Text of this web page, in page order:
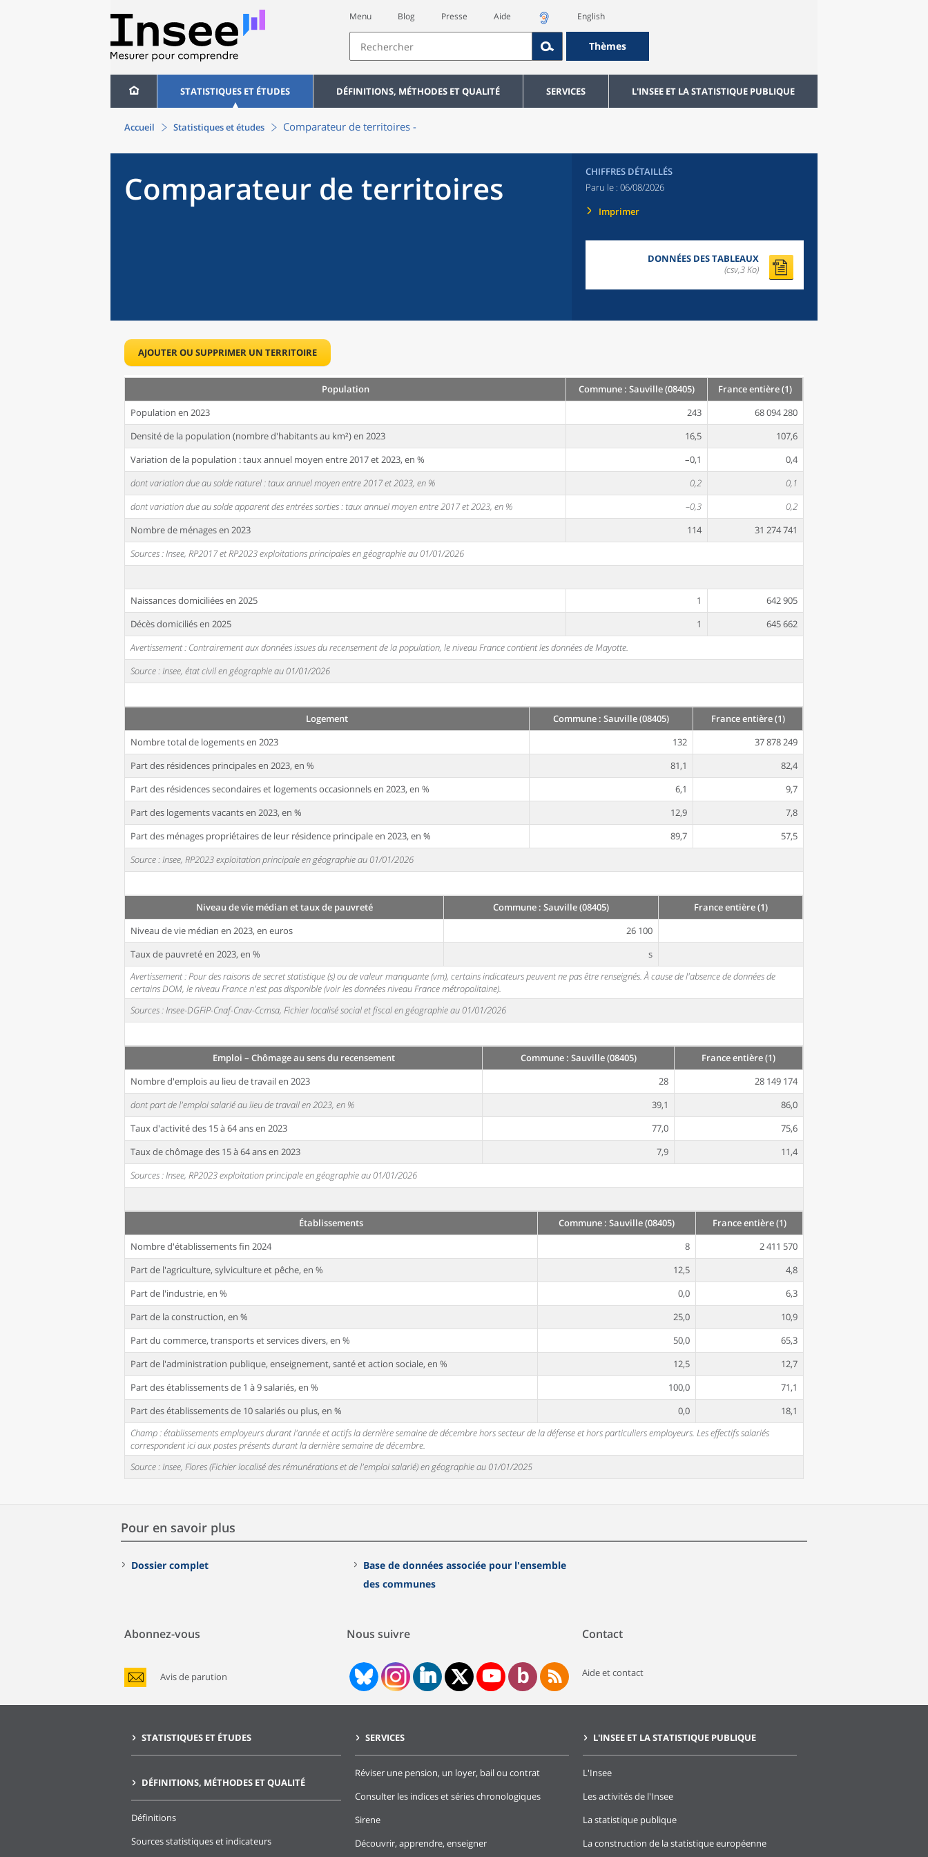
Menu Blog Presse Aide English
Thèmes
STATISTIQUES ET ÉTUDES DÉFINITIONS, MÉTHODES ET QUALITÉ SERVICES L'INSEE ET LA STATISTIQUE PUBLIQUE
Accueil Statistiques et études Comparateur de territoires -
Comparateur de territoires
CHIFFRES DÉTAILLÉS
Paru le : 06/08/2026
Imprimer
DONNÉES DES TABLEAUX
(csv,3 Ko)
AJOUTER OU SUPPRIMER UN TERRITOIRE
Population Commune : Sauville (08405)
France entière (1)
Population en 2023
243
68 094 280
Densité de la population (nombre d'habitants au km²) en 2023
16,5
107,6
Variation de la population : taux annuel moyen entre 2017 et 2023, en %
–0,1
0,4
dont variation due au solde naturel : taux annuel moyen entre 2017 et 2023, en %
0,2
0,1
dont variation due au solde apparent des entrées sorties : taux annuel moyen entre 2017 et 2023, en %
–0,3
0,2
Nombre de ménages en 2023
114
31 274 741
Sources : Insee, RP2017 et RP2023 exploitations principales en géographie au 01/01/2026
Naissances domiciliées en 2025 1
642 905
Décès domiciliés en 2025
1
645 662
Avertissement : Contrairement aux données issues du recensement de la population, le niveau France contient les données de Mayotte.
Source : Insee, état civil en géographie au 01/01/2026
Logement Commune : Sauville (08405)
France entière (1)
Nombre total de logements en 2023
132
37 878 249
Part des résidences principales en 2023, en %
81,1
82,4
Part des résidences secondaires et logements occasionnels en 2023, en %
6,1
9,7
Part des logements vacants en 2023, en %
12,9
7,8
Part des ménages propriétaires de leur résidence principale en 2023, en %
89,7
57,5
Source : Insee, RP2023 exploitation principale en géographie au 01/01/2026
Niveau de vie médian et taux de pauvreté Commune : Sauville (08405)
France entière (1)
Niveau de vie médian en 2023, en euros
26 100
Taux de pauvreté en 2023, en %
s
Avertissement : Pour des raisons de secret statistique (s) ou de valeur manquante (vm), certains indicateurs peuvent ne pas être renseignés. À cause de l'absence de données de
certains DOM, le niveau France n'est pas disponible (voir les données niveau France métropolitaine).
Sources : Insee-DGFiP-Cnaf-Cnav-Ccmsa, Fichier localisé social et fiscal en géographie au 01/01/2026
Emploi – Chômage au sens du recensement Commune : Sauville (08405)
France entière (1)
Nombre d'emplois au lieu de travail en 2023
28
28 149 174
dont part de l'emploi salarié au lieu de travail en 2023, en %
39,1
86,0
Taux d'activité des 15 à 64 ans en 2023
77,0
75,6
Taux de chômage des 15 à 64 ans en 2023
7,9
11,4
Sources : Insee, RP2023 exploitation principale en géographie au 01/01/2026
Établissements Commune : Sauville (08405)
France entière (1)
Nombre d'établissements fin 2024
8
2 411 570
Part de l'agriculture, sylviculture et pêche, en %
12,5
4,8
Part de l'industrie, en %
0,0
6,3
Part de la construction, en %
25,0
10,9
Part du commerce, transports et services divers, en %
50,0
65,3
Part de l'administration publique, enseignement, santé et action sociale, en %
12,5
12,7
Part des établissements de 1 à 9 salariés, en %
100,0
71,1
Part des établissements de 10 salariés ou plus, en %
0,0
18,1
Champ : établissements employeurs durant l'année et actifs la dernière semaine de décembre hors secteur de la défense et hors particuliers employeurs. Les effectifs salariés
correspondent ici aux postes présents durant la dernière semaine de décembre.
Source : Insee, Flores (Fichier localisé des rémunérations et de l'emploi salarié) en géographie au 01/01/2025
Pour en savoir plus
Dossier complet
Base de données associée pour l'ensemble
des communes
Abonnez-vous
Avis de parution
Nous suivre Contact
Aide et contact
STATISTIQUES ET ÉTUDES
DÉFINITIONS, MÉTHODES ET QUALITÉ
Définitions
Sources statistiques et indicateurs
SERVICES
Réviser une pension, un loyer, bail ou contrat
Consulter les indices et séries chronologiques
Sirene
Découvrir, apprendre, enseigner
L'INSEE ET LA STATISTIQUE PUBLIQUE
L'Insee
Les activités de l'Insee
La statistique publique
La construction de la statistique européenne